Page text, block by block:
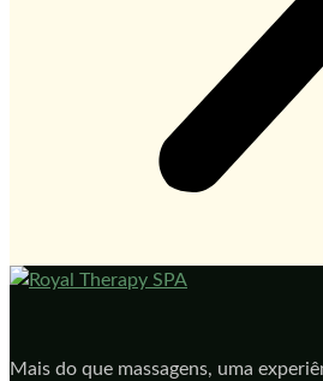
Mais do que massagens, uma